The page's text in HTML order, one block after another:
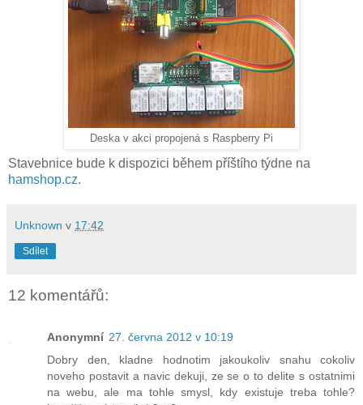
Deska v akci propojená s Raspberry Pi
Stavebnice bude k dispozici během příštího týdne na
hamshop.cz.
Unknown v 17:42
Sdílet
12 komentářů:
Anonymní 27. června 2012 v 10:19
Dobry den, kladne hodnotim jakoukoliv snahu cokoliv
noveho postavit a navic dekuji, ze se o to delite s ostatnimi
na webu, ale ma tohle smysl, kdy existuje treba tohle?